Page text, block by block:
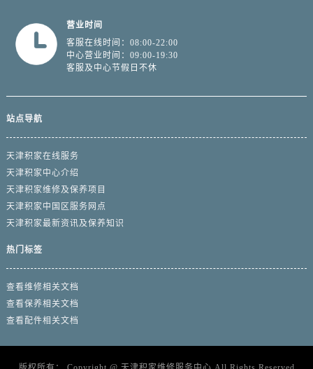
营业时间
客服在线时间：08:00-22:00
中心营业时间：09:00-19:30
客服及中心节假日不休
站点导航
天津积家在线服务
天津积家中心介绍
天津积家维修及保养项目
天津积家中国区服务网点
天津积家最新资讯及保养知识
热门标签
查看维修相关文档
查看保养相关文档
查看配件相关文档